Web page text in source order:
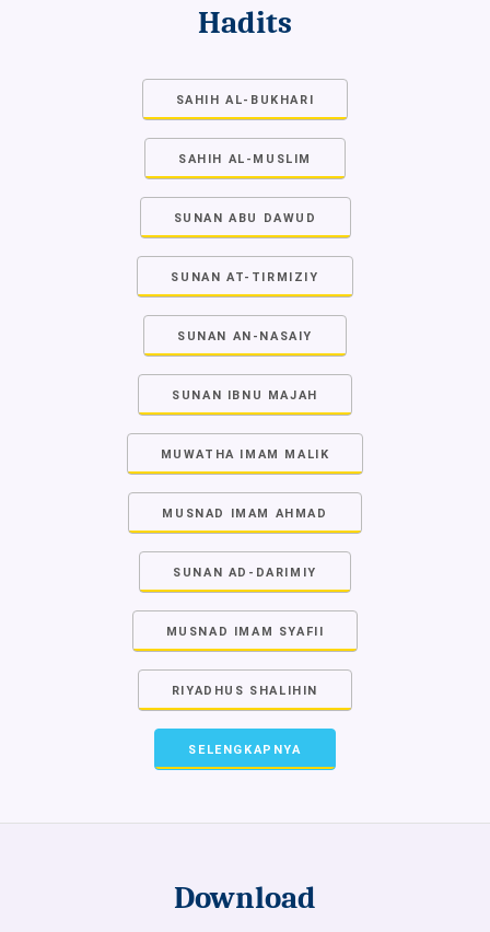
Hadits
SAHIH AL-BUKHARI
SAHIH AL-MUSLIM
SUNAN ABU DAWUD
SUNAN AT-TIRMIZIY
SUNAN AN-NASAIY
SUNAN IBNU MAJAH
MUWATHA IMAM MALIK
MUSNAD IMAM AHMAD
SUNAN AD-DARIMIY
MUSNAD IMAM SYAFII
RIYADHUS SHALIHIN
SELENGKAPNYA
Download